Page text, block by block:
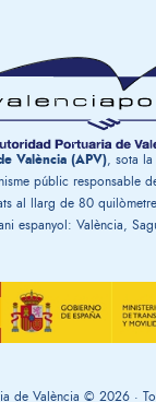
València (APV), sota la
públic responsable
al llarg de 80
espanyol: València,
de València © 2026 ·